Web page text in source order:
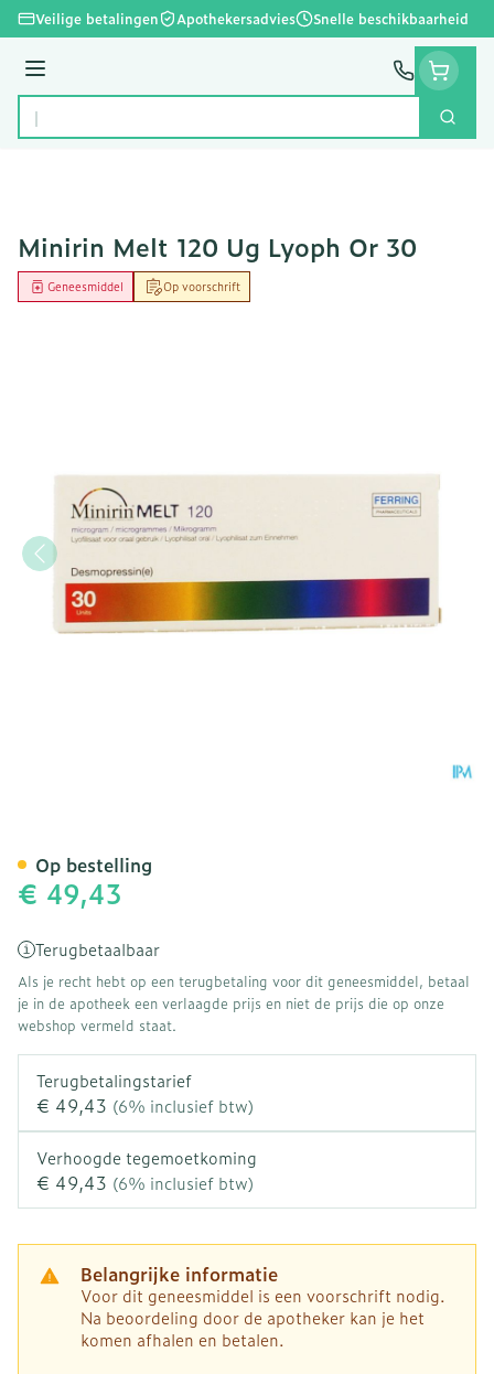
Ga naar de inhoud
Veilige betalingen Apothekersadvies Snelle beschikbaarheid
Menu
Product, merk, categorie...
Zoek
Minirin Melt 120 Ug Lyoph Or 30
Op voorschrift
Geneesmiddel
€ 49,43
Terugbetaalbaar
Als je recht hebt op een terugbetaling voor dit geneesmiddel, betaal
je in de apotheek een verlaagde prijs en niet de prijs die op onze
webshop vermeld staat.
Terugbetalingstarief
€ 49,43 (6% inclusief btw)
Verhoogde tegemoetkoming
€ 49,43 (6% inclusief btw)
Belangrijke informatie
Voor dit geneesmiddel is een voorschrift nodig.
Na beoordeling door de apotheker kan je het
komen afhalen en betalen.
Op bestelling